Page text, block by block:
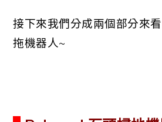
接下來我們分成兩個部分來
拖機器人~